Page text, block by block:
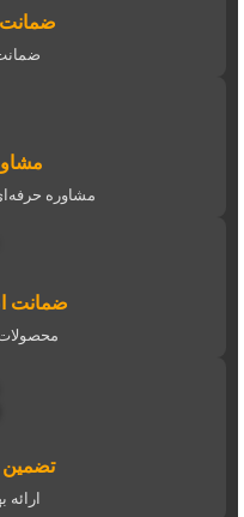
ضمانت
مشاوره
ضمانت
تضمین